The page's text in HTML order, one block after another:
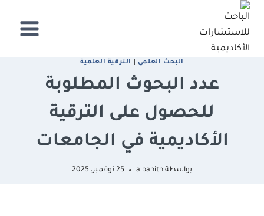
التجاوز
البحث العلمي الترقية العلمية
عدد البحوث المطلوبة
للحصول على الترقية
الأكاديمية في الجامعات
بواسطة albahith 25 نوفمبر، 2025